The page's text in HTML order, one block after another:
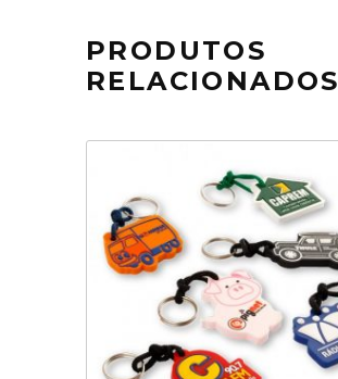
PRODUTOS
RELACIONADOS